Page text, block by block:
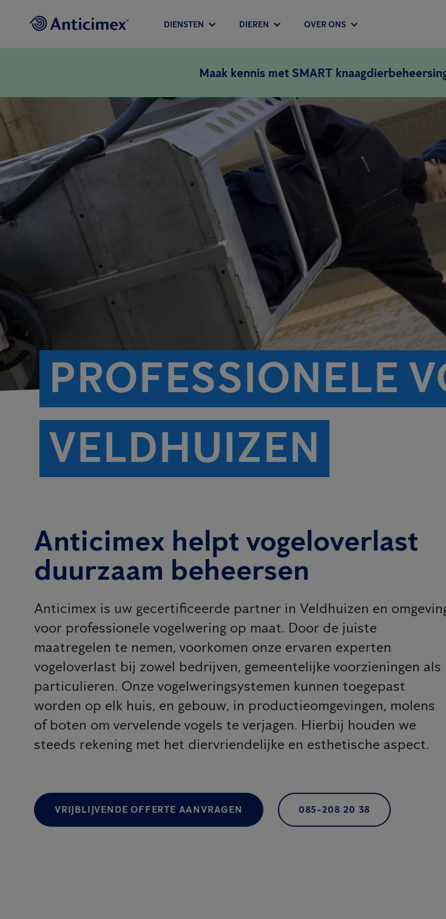
DIENSTEN DIEREN OVER ONS
Maak kennis met SMART
PROFESSIONELE
VELDHUIZEN
Anticimex helpt vogeloverlast
duurzaam beheersen
Anticimex is uw gecertificeerde partner in Veldhuizen en
voor professionele vogelwering op maat. Door de juiste
maatregelen te nemen, voorkomen onze ervaren experten
vogeloverlast bij zowel bedrijven, gemeentelijke voorzieningen als
particulieren. Onze vogelweringsystemen kunnen toegepast
worden op elk huis, en gebouw, in productieomgevingen, molens
of boten om vervelende vogels te verjagen. Hierbij houden we
steeds rekening met het diervriendelijke en esthetische aspect.
VRIJBLIJVENDE OFFERTE AANVRAGEN 085-208 20 38